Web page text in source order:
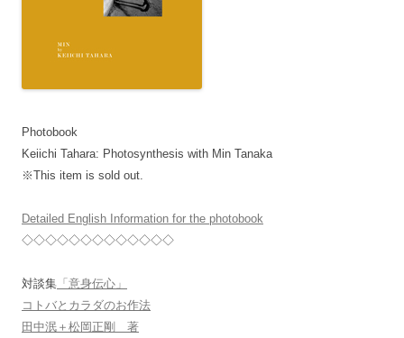
Photobook
Keiichi Tahara: Photosynthesis with Min Tanaka
※This item is sold out.
Detailed English Information for the photobook
◇◇◇◇◇◇◇◇◇◇◇◇◇
対談集 「意身伝心」
コトバとカラダのお作法
田中泯＋松岡正剛 著